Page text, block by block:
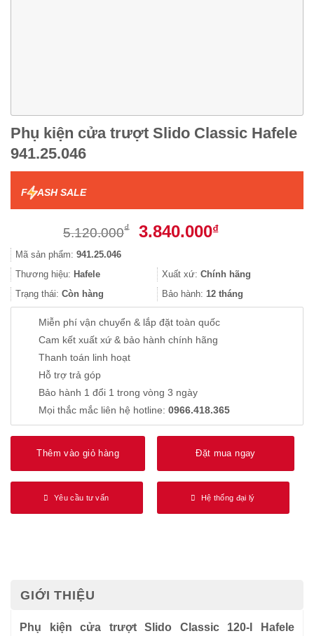
Phụ kiện cửa trượt Slido Classic Hafele
941.25.046
F ASH SALE
5.120.000₫
Giá
5.120.000₫.
3.840.000₫Giá
là:
3.840.000₫.
Mã sản phẩm: 941.25.046
Thương hiệu: Hafele Xuất xứ: Chính hãng
Trạng thái: Còn hàng Bảo hành: 12 tháng
Miễn phí vận chuyển & lắp đặt toàn quốc
Cam kết xuất xứ & bảo hành chính hãng
Thanh toán linh hoạt
Hỗ trợ trả góp
Bảo hành 1 đổi 1 trong vòng 3 ngày
Mọi thắc mắc liên hệ hotline: 0966.418.365
Thêm vào giỏ hàng Đặt mua ngay
Yêu cầu tư vấn Hệ thống đại lý
GIỚI THIỆU
Phụ kiện cửa trượt Slido Classic 120-I Hafele